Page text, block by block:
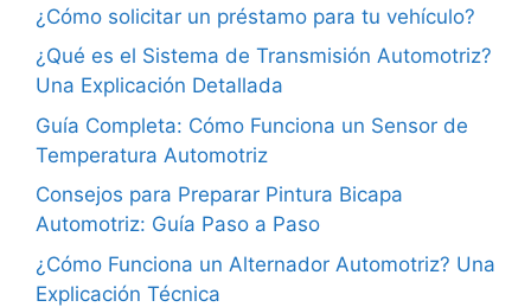
¿Cómo solicitar un préstamo para tu vehículo?
¿Qué es el Sistema de Transmisión Automotriz?
Una Explicación Detallada
Guía Completa: Cómo Funciona un Sensor de
Temperatura Automotriz
Consejos para Preparar Pintura Bicapa
Automotriz: Guía Paso a Paso
¿Cómo Funciona un Alternador Automotriz? Una
Explicación Técnica